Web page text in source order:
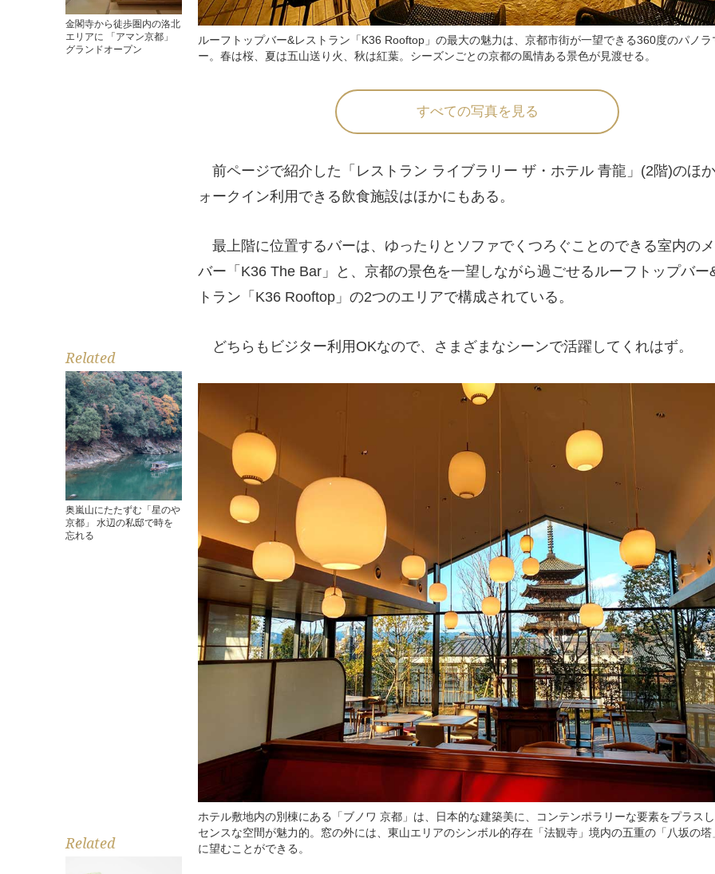
金閣寺から徒歩圏内の洛北
エリアに 「アマン京都」
グランドオープン
Related
奥嵐山にたたずむ「星のや
京都」 水辺の私邸で時を
忘れる
Related
ルーフトップバー&レストラン「K36 Rooftop」の最大の魅力は、京都市街が一望できる360度のパノラ
ー。春は桜、夏は五山送り火、秋は紅葉。シーズンごとの京都の風情ある景色が見渡せる。
すべての写真を見る
前ページで紹介した「レストラン ライブラリー ザ・ホテル 青龍」(2階)のほ
ォークイン利用できる飲食施設はほかにもある。
最上階に位置するバーは、ゆったりとソファでくつろぐことのできる室内の
バー「K36 The Bar」と、京都の景色を一望しながら過ごせるルーフトップバー
トラン「K36 Rooftop」の2つのエリアで構成されている。
どちらもビジター利用OKなので、さまざまなシーンで活躍してくれはず。
ホテル敷地内の別棟にある「ブノワ 京都」は、日本的な建築美に、コンテンポラリーな要素をプラス
センスな空間が魅力的。窓の外には、東山エリアのシンボル的存在「法観寺」境内の五重の「八坂の塔
に望むことができる。